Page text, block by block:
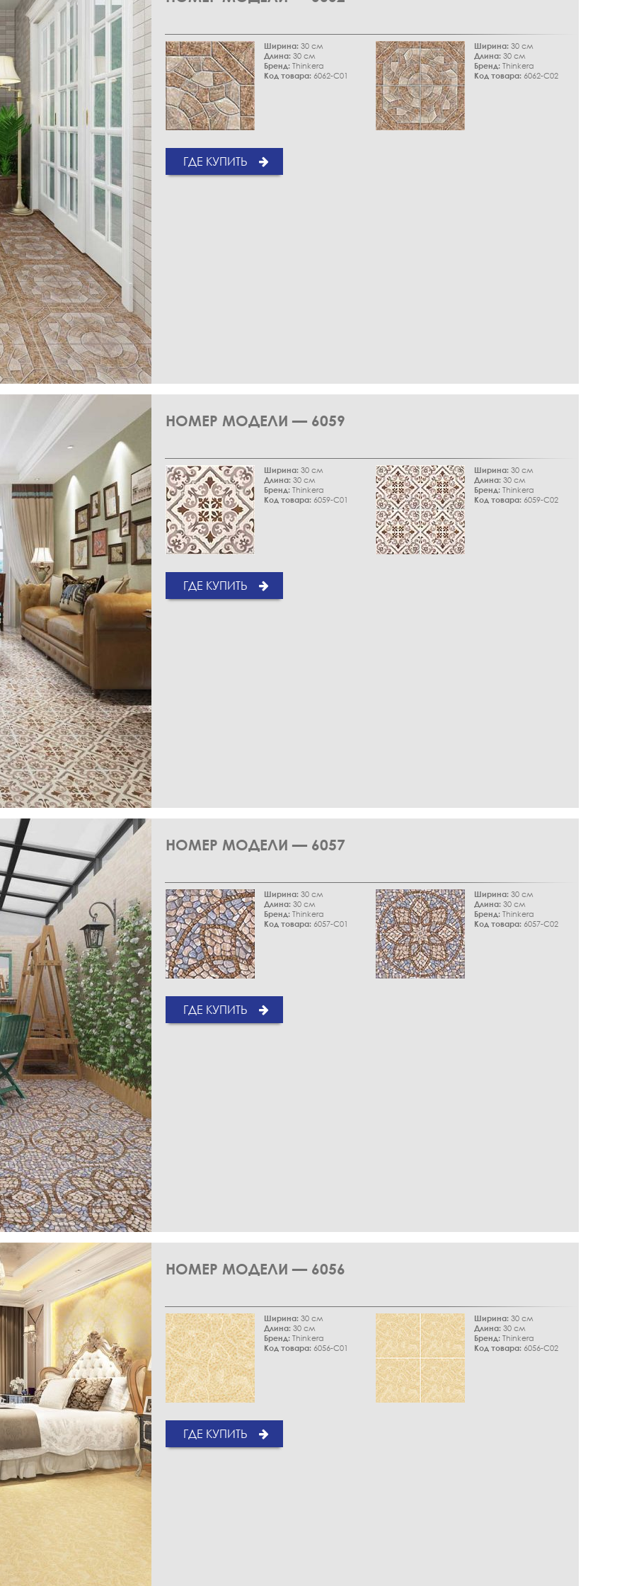
Ширина: 30 см
Длина: 30 см
Бренд: Thinkera
Код товара: 6062-C01
Ширина: 30 см
Длина: 30 см
Бренд: Thinkera
Код товара: 6062-C02
ГДЕ КУПИТЬ
НОМЕР МОДЕЛИ — 6059
Ширина: 30 см
Длина: 30 см
Бренд: Thinkera
Код товара: 6059-C01
Ширина: 30 см
Длина: 30 см
Бренд: Thinkera
Код товара: 6059-C02
ГДЕ КУПИТЬ
НОМЕР МОДЕЛИ — 6057
Ширина: 30 см
Длина: 30 см
Бренд: Thinkera
Код товара: 6057-C01
Ширина: 30 см
Длина: 30 см
Бренд: Thinkera
Код товара: 6057-C02
ГДЕ КУПИТЬ
НОМЕР МОДЕЛИ — 6056
Ширина: 30 см
Длина: 30 см
Бренд: Thinkera
Код товара: 6056-C01
Ширина: 30 см
Длина: 30 см
Бренд: Thinkera
Код товара: 6056-C02
ГДЕ КУПИТЬ